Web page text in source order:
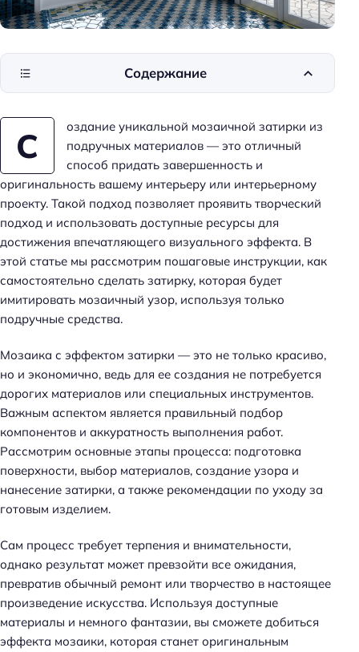
С
оздание уникальной мозаичной затирки из
подручных материалов — это отличный
способ придать завершенность и
оригинальность вашему интерьеру или интерьерному
проекту. Такой подход позволяет проявить творческий
подход и использовать доступные ресурсы для
достижения впечатляющего визуального эффекта. В
этой статье мы рассмотрим пошаговые инструкции, как
самостоятельно сделать затирку, которая будет
имитировать мозаичный узор, используя только
подручные средства.
Мозаика с эффектом затирки — это не только красиво,
но и экономично, ведь для ее создания не потребуется
дорогих материалов или специальных инструментов.
Важным аспектом является правильный подбор
компонентов и аккуратность выполнения работ.
Рассмотрим основные этапы процесса: подготовка
поверхности, выбор материалов, создание узора и
нанесение затирки, а также рекомендации по уходу за
готовым изделием.
Сам процесс требует терпения и внимательности,
однако результат может превзойти все ожидания,
превратив обычный ремонт или творчество в настоящее
произведение искусства. Используя доступные
материалы и немного фантазии, вы сможете добиться
эффекта мозаики, которая станет оригинальным
Содержание